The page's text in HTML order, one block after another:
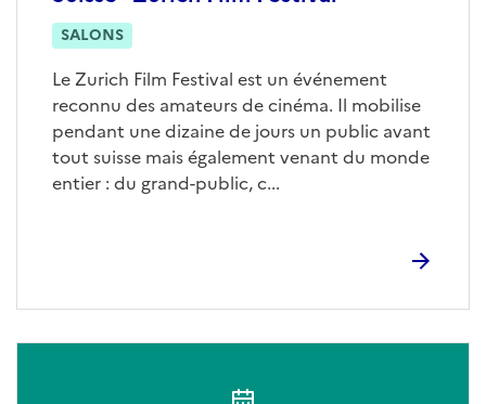
SALONS
Le Zurich Film Festival est un événement
reconnu des amateurs de cinéma. Il mobilise
pendant une dizaine de jours un public avant
tout suisse mais également venant du monde
entier : du grand-public, c...